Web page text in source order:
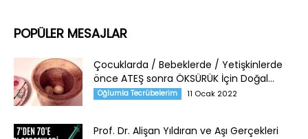
POPÜLER MESAJLAR
Çocuklarda / Bebeklerde / Yetişkinlerde
önce ATEŞ sonra ÖKSÜRÜK İçin Doğal...
Oğlumla Tecrübelerim 11 Ocak 2022
Prof. Dr. Alişan Yıldıran ve Aşı Gerçekleri